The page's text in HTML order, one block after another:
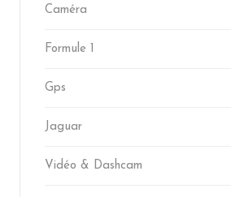
Caméra
Formule 1
Gps
Jaguar
Vidéo & Dashcam